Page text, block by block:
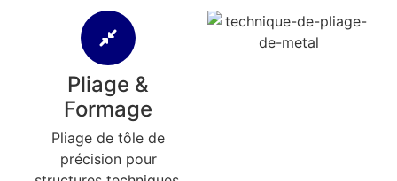
Pliage &
Formage
Pliage de tôle de
précision pour